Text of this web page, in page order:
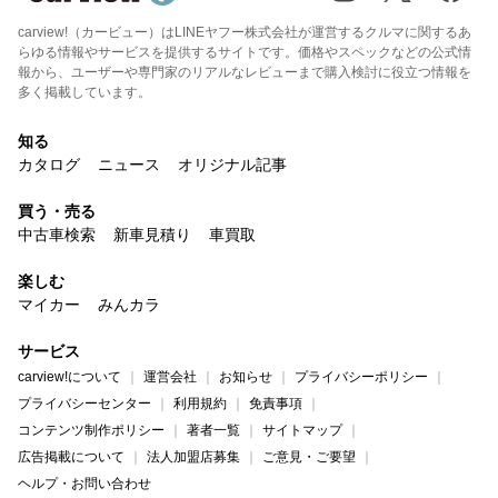
carview!（カービュー）はLINEヤフー株式会社が運営するクルマに関するあ
らゆる情報やサービスを提供するサイトです。価格やスペックなどの公式情
報から、ユーザーや専門家のリアルなレビューまで購入検討に役立つ情報を
多く掲載しています。
知る
カタログ
ニュース オリジナル記事
買う・売る
中古車検索
新車見積り 車買取
楽しむ
マイカー
みんカラ
サービス
carview!について 運営会社 お知らせ
プライバシーポリシー
プライバシーセンター
利用規約
免責事項
コンテンツ制作ポリシー
著者一覧
サイトマップ
広告掲載について
法人加盟店募集
ご意見・ご要望
ヘルプ・お問い合わせ